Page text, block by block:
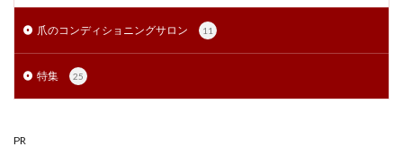
爪のコンディショニングサロン 11
特集 25
PR